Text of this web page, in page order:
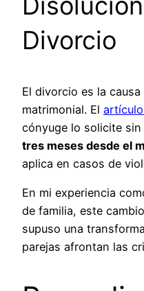
Divorcio
El divorcio es la
matrimonial. El
cónyuge lo solicite sin
tres meses desde el
aplica en casos de
En mi experiencia
de familia, este
supuso una
parejas afrontan las